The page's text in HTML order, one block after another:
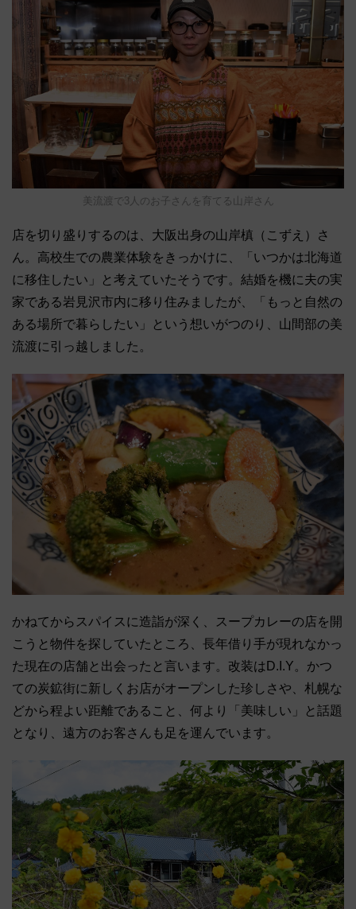
美流渡で3人のお子さんを育てる山岸さん
店を切り盛りするのは、大阪出身の山岸槙（こずえ）さ
ん。高校生での農業体験をきっかけに、「いつかは北海道
に移住したい」と考えていたそうです。結婚を機に夫の実
家である岩見沢市内に移り住みましたが、「もっと自然の
ある場所で暮らしたい」という想いがつのり、山間部の美
流渡に引っ越しました。
かねてからスパイスに造詣が深く、スープカレーの店を開
こうと物件を探していたところ、長年借り手が現れなかっ
た現在の店舗と出会ったと言います。改装はD.I.Y。かつ
ての炭鉱街に新しくお店がオープンした珍しさや、札幌な
どから程よい距離であること、何より「美味しい」と話題
となり、遠方のお客さんも足を運んでいます。